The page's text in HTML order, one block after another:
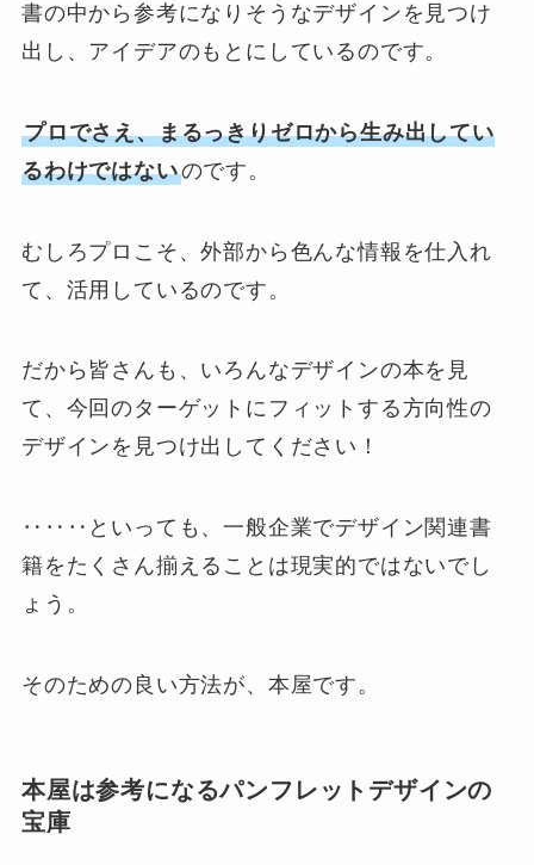
書の中から参考になりそうなデザインを見つけ
出し、アイデアのもとにしているのです。
プロでさえ、まるっきりゼロから生み出してい
るわけではないのです。
むしろプロこそ、外部から色んな情報を仕入れ
て、活用しているのです。
だから皆さんも、いろんなデザインの本を見
て、今回のターゲットにフィットする方向性の
デザインを見つけ出してください！
‥‥‥といっても、一般企業でデザイン関連書
籍をたくさん揃えることは現実的ではないでし
ょう。
そのための良い方法が、本屋です。
本屋は参考になるパンフレットデザインの
宝庫